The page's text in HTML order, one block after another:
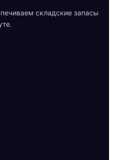
складские запасы